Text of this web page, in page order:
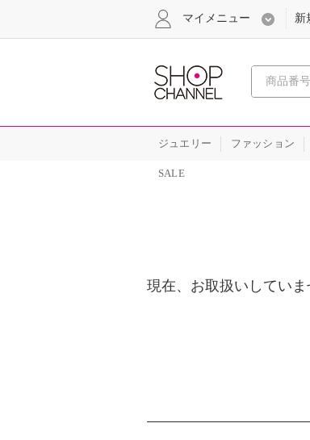
マイメニュー 新
ジュエリー ファッション
SALE
現在、お取扱いしていま